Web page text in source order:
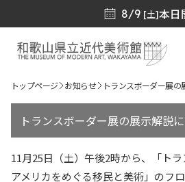
8/9 [土]本日
トップページ お知らせ トランスボーダー展の
トランスボーダー展の展示解説
11月25日（土）午後2時から、「ト
アメリカをめぐる移民と美術」のフ